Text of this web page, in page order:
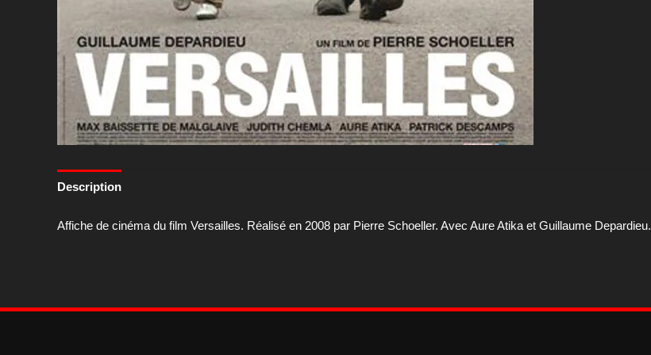
Description
Affiche de cinéma du film Versailles. Réalisé en 2008 par Pierre Schoeller. Avec Aure Atika et Guillaume Depardieu.